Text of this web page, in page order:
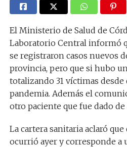
El Ministerio de Salud de
Laboratorio Central informó
se registraron casos nuevos
provincia, pero que si hubo
totalizando 31 víctimas
pandemia. Además el
otro paciente que fue dado de
La cartera sanitaria aclaró
ocurrió ayer y corresponde a